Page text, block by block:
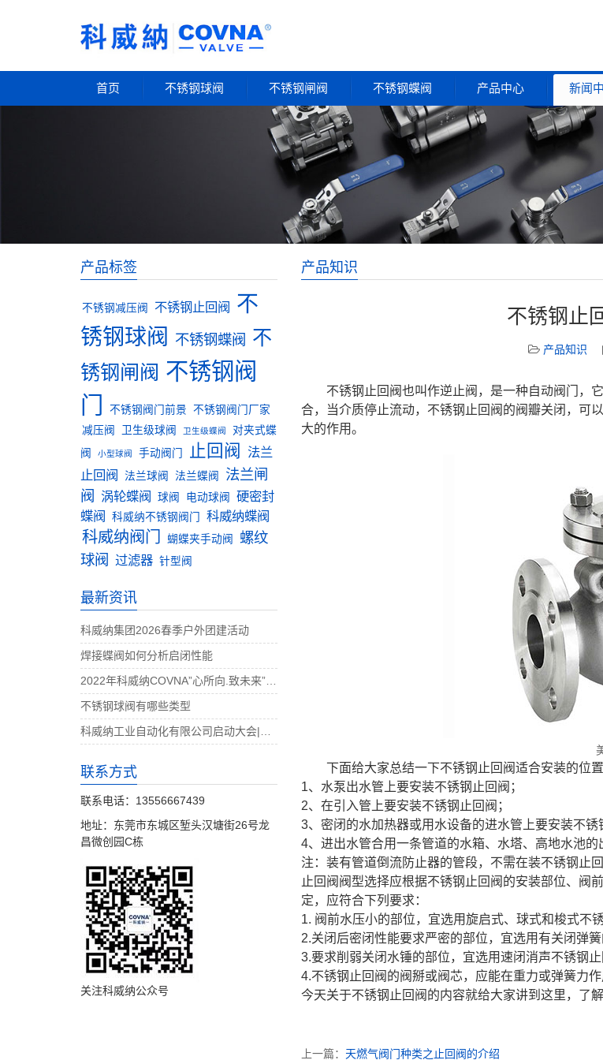
首页 不锈钢球阀 不锈钢闸阀 不锈钢蝶阀 产品中心 新闻
产品知识
不锈钢止
产品知识
不锈钢止回阀也叫作逆止阀，是一种自动阀门，
合，当介质停止流动，不锈钢止回阀的阀瓣关闭，可
大的作用。
下面给大家总结一下不锈钢止回阀适合安装的位置
1、水泵出水管上要安装不锈钢止回阀；
2、在引入管上要安装不锈钢止回阀；
3、密闭的水加热器或用水设备的进水管上要安装不锈
4、进出水管合用一条管道的水箱、水塔、高地水池的
注：装有管道倒流防止器的管段，不需在装不锈钢止回
止回阀阀型选择应根据不锈钢止回阀的安装部位、阀
定，应符合下列要求：
1. 阀前水压小的部位，宜选用旋启式、球式和梭式不锈
2.关闭后密闭性能要求严密的部位，宜选用有关闭弹簧
3.要求削弱关闭水锤的部位，宜选用速闭消声不锈钢
4.不锈钢止回阀的阀掰或阀芯，应能在重力或弹簧力作
今天关于不锈钢止回阀的内容就给大家讲到这里，了
上一篇： 天燃气阀门种类之止回阀的介绍
产品标签
不锈钢减压阀 不锈钢止回阀
不
锈钢球阀
不锈钢蝶阀 不
锈钢闸阀 不锈钢阀
门
不锈钢阀门前景 不锈钢阀门厂家
减压阀
卫生级球阀 卫生级蝶阀
对夹式蝶
阀
小型球阀 手动阀门 止回阀
法兰
止回阀
法兰球阀 法兰蝶阀
法兰闸
阀 涡轮蝶阀 球阀 电动球阀
硬密封
蝶阀
科威纳不锈钢阀门 科威纳蝶阀
科威纳阀门 蝴蝶夹手动阀
螺纹
球阀 过滤器 针型阀
最新资讯
科威纳集团2026春季户外团建活动
焊接蝶阀如何分析启闭性能
不锈钢球阀有哪些类型
联系方式
联系电话：13556667439
地址：东莞市东城区堑头汉塘街26号龙
昌微创园C栋
关注科威纳公众号